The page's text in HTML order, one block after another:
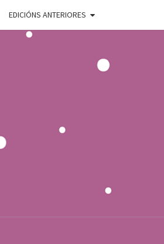
EDICIÓNS ANTERIORES